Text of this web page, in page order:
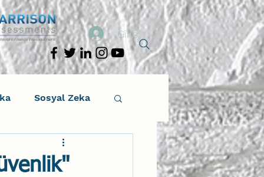
Giriş
Sosyal Zeka